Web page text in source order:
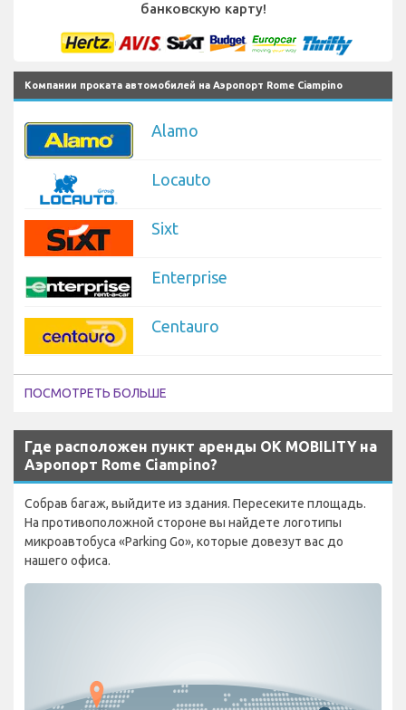
банковскую карту!
Компании проката автомобилей на Аэропорт Rome Ciampino
Alamo
Locauto
Sixt
Enterprise
Centauro
ПОСМОТРЕТЬ БОЛЬШЕ
Где расположен пункт аренды OK MOBILITY на
Аэропорт Rome Ciampino?
Собрав багаж, выйдите из здания. Пересеките площадь.
На противоположной стороне вы найдете логотипы
микроавтобуса «Parking Go», которые довезут вас до
нашего офиса.